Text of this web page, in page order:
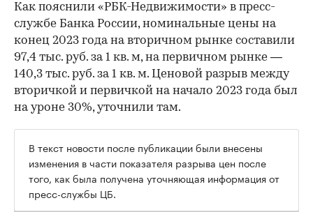
Как пояснили «РБК-Недвижимости» в пресс-
службе Банка России, номинальные цены на
конец 2023 года на вторичном рынке составили
97,4 тыс. руб. за 1 кв. м, на первичном рынке —
140,3 тыс. руб. за 1 кв. м. Ценовой разрыв между
вторичкой и первичкой на начало 2023 года был
на уроне 30%, уточнили там.
В текст новости после публикации были внесены
изменения в части показателя разрыва цен после
того, как была получена уточняющая информация от
пресс-службы ЦБ.